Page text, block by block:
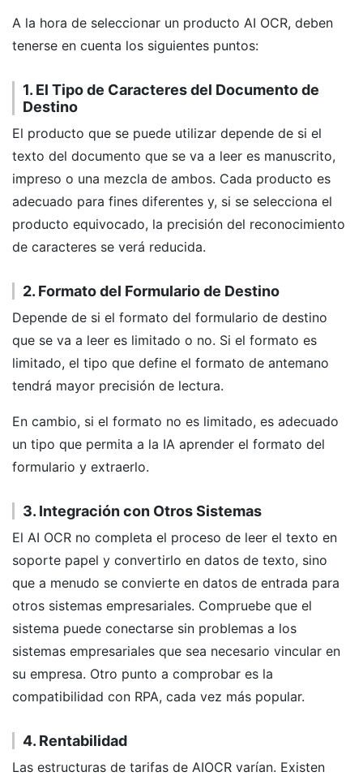
A la hora de seleccionar un producto AI OCR, deben
tenerse en cuenta los siguientes puntos:
1. El Tipo de Caracteres del Documento de
Destino
El producto que se puede utilizar depende de si el
texto del documento que se va a leer es manuscrito,
impreso o una mezcla de ambos. Cada producto es
adecuado para fines diferentes y, si se selecciona el
producto equivocado, la precisión del reconocimiento
de caracteres se verá reducida.
2. Formato del Formulario de Destino
Depende de si el formato del formulario de destino
que se va a leer es limitado o no. Si el formato es
limitado, el tipo que define el formato de antemano
tendrá mayor precisión de lectura.
En cambio, si el formato no es limitado, es adecuado
un tipo que permita a la IA aprender el formato del
formulario y extraerlo.
3. Integración con Otros Sistemas
El AI OCR no completa el proceso de leer el texto en
soporte papel y convertirlo en datos de texto, sino
que a menudo se convierte en datos de entrada para
otros sistemas empresariales. Compruebe que el
sistema puede conectarse sin problemas a los
sistemas empresariales que sea necesario vincular en
su empresa. Otro punto a comprobar es la
compatibilidad con RPA, cada vez más popular.
4. Rentabilidad
Las estructuras de tarifas de AIOCR varían. Existen